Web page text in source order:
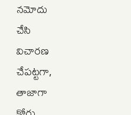
నమోదు
చేసి
విచారణ
చేపట్టగా,
తాజాగా